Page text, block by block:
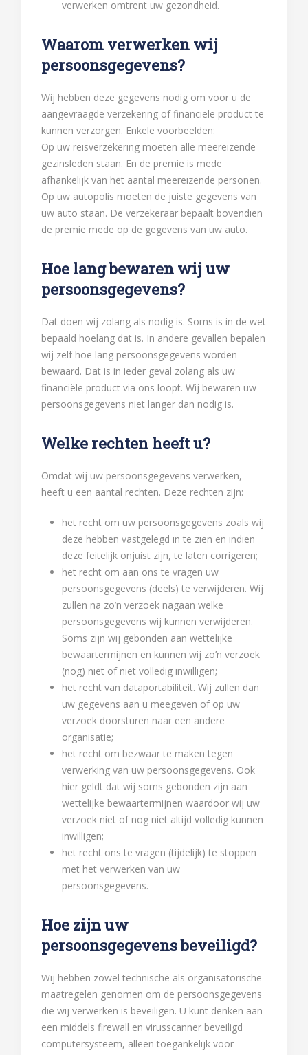
verwerken omtrent uw gezondheid.
Waarom verwerken wij
persoonsgegevens?
Wij hebben deze gegevens nodig om voor u de
aangevraagde verzekering of financiële product te
kunnen verzorgen. Enkele voorbeelden:
Op uw reisverzekering moeten alle meereizende
gezinsleden staan. En de premie is mede
afhankelijk van het aantal meereizende personen.
Op uw autopolis moeten de juiste gegevens van
uw auto staan. De verzekeraar bepaalt bovendien
de premie mede op de gegevens van uw auto.
Hoe lang bewaren wij uw
persoonsgegevens?
Dat doen wij zolang als nodig is. Soms is in de wet
bepaald hoelang dat is. In andere gevallen bepalen
wij zelf hoe lang persoonsgegevens worden
bewaard. Dat is in ieder geval zolang als uw
financiële product via ons loopt. Wij bewaren uw
persoonsgegevens niet langer dan nodig is.
Welke rechten heeft u?
Omdat wij uw persoonsgegevens verwerken,
heeft u een aantal rechten. Deze rechten zijn:
het recht om uw persoonsgegevens zoals wij
deze hebben vastgelegd in te zien en indien
deze feitelijk onjuist zijn, te laten corrigeren;
het recht om aan ons te vragen uw
persoonsgegevens (deels) te verwijderen. Wij
zullen na zo’n verzoek nagaan welke
persoonsgegevens wij kunnen verwijderen.
Soms zijn wij gebonden aan wettelijke
bewaartermijnen en kunnen wij zo’n verzoek
(nog) niet of niet volledig inwilligen;
het recht van dataportabiliteit. Wij zullen dan
uw gegevens aan u meegeven of op uw
verzoek doorsturen naar een andere
organisatie;
het recht om bezwaar te maken tegen
verwerking van uw persoonsgegevens. Ook
hier geldt dat wij soms gebonden zijn aan
wettelijke bewaartermijnen waardoor wij uw
verzoek niet of nog niet altijd volledig kunnen
inwilligen;
het recht ons te vragen (tijdelijk) te stoppen
met het verwerken van uw
persoonsgegevens.
Hoe zijn uw
persoonsgegevens beveiligd?
Wij hebben zowel technische als organisatorische
maatregelen genomen om de persoonsgegevens
die wij verwerken is beveiligen. U kunt denken aan
een middels firewall en virusscanner beveiligd
computersysteem, alleen toegankelijk voor